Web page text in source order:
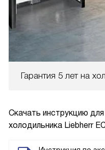
Гарантия 5 лет на
Скачать инструкцию
холодильника Liebherr